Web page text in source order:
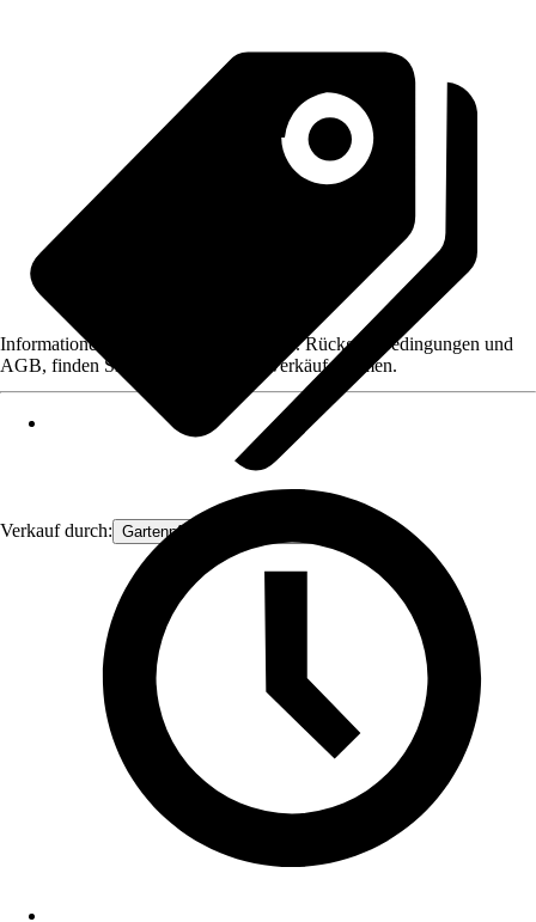
Verkauf durch: Gartenpflanzen Ammerland
Informationen des Verkäufers, wie z. B. Rückgabebedingungen und
AGB, finden Sie bei Klick auf den Verkäufernamen.